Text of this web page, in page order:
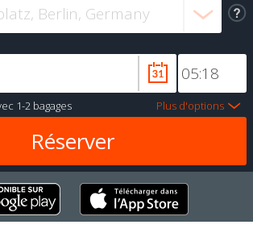
1-2 bagages Plus d'options